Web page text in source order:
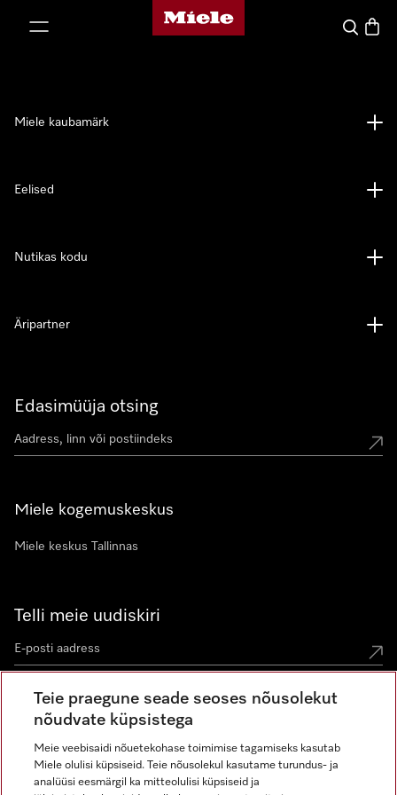
Miele avaleht
Search
Edasimüüja otsing
Miele kogemuskeskus
Miele keskus Tallinnas
Telli meie uudiskiri
Miele kaubamärk
Eelised
Nutikas kodu
Äripartner
Miele Instagramis
Miele Facebookis
Miele Youtube'is
Teie praegune seade seoses nõusolekut
nõudvate küpsistega
Meie veebisaidi nõuetekohase toimimise tagamiseks kasutab
Miele olulisi küpsiseid. Teie nõusolekul kasutame turundus- ja
analüüsi eesmärgil ka mitteolulisi küpsiseid ja